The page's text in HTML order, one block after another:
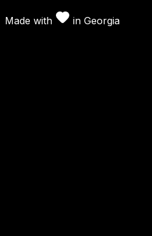
Made with in Georgia